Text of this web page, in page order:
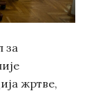
за
жртве,